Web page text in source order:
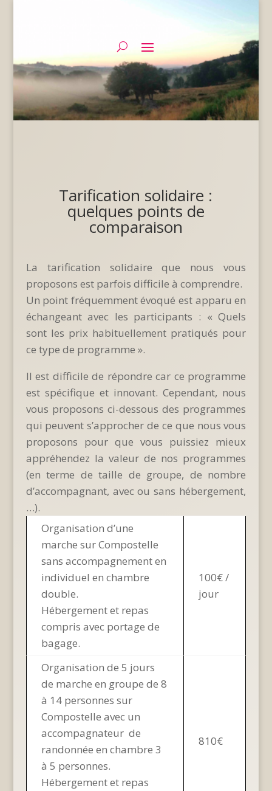
Tarification solidaire :
quelques points de
comparaison
La tarification solidaire que nous vous
proposons est parfois difficile à comprendre.
Un point fréquemment évoqué est apparu en
échangeant avec les participants : « Quels
sont les prix habituellement pratiqués pour
ce type de programme ».
Il est difficile de répondre car ce programme
est spécifique et innovant. Cependant, nous
vous proposons ci-dessous des programmes
qui peuvent s’approcher de ce que nous vous
proposons pour que vous puissiez mieux
appréhendez la valeur de nos programmes
(en terme de taille de groupe, de nombre
d’accompagnant, avec ou sans hébergement,
…).
Organisation d’une
marche sur Compostelle
sans accompagnement en
individuel en chambre
double.
Hébergement et repas
compris avec portage de
bagage.
100€ /
jour
Organisation de 5 jours
de marche en groupe de 8
à 14 personnes sur
Compostelle avec un
accompagnateur de
randonnée en chambre 3
à 5 personnes.
Hébergement et repas
810€